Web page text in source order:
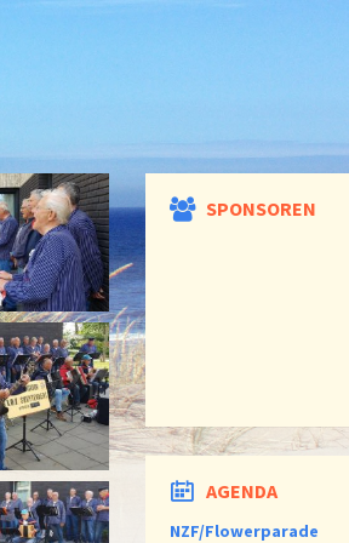
SPONSOREN
AGENDA
NZF/Flowerparade